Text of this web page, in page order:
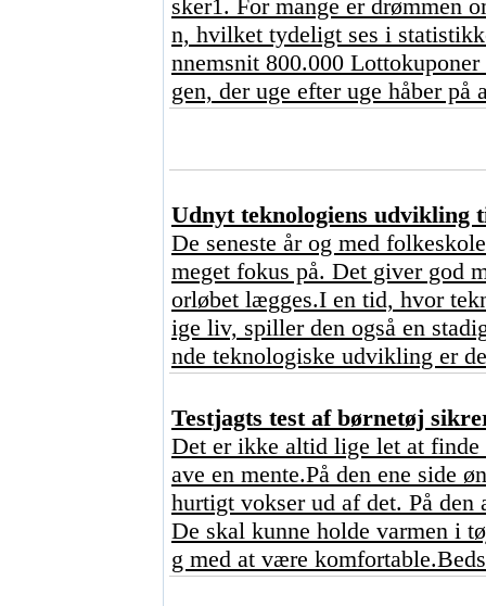
sker1. For mange er drømmen
n, hvilket tydeligt ses i
nnemsnit 800.000
gen, der uge efter uge håber
Udnyt teknologiens
De seneste år og med
meget fokus på. Det giver god
orløbet lægges.I en tid, hvor
ige liv, spiller den også en
nde teknologiske udvikling er
Testjagts test af børnetøj
Det er ikke altid lige let at
ave en mente.På den ene side
hurtigt vokser ud af det. På
De skal kunne holde varmen i
g med at være